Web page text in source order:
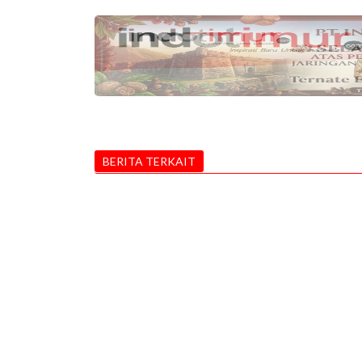
BERITA TERKAIT